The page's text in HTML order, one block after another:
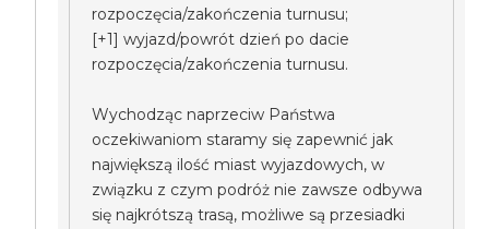
rozpoczęcia/zakończenia turnusu;
[+1] wyjazd/powrót dzień po dacie
rozpoczęcia/zakończenia turnusu.
Wychodząc naprzeciw Państwa
oczekiwaniom staramy się zapewnić jak
największą ilość miast wyjazdowych, w
związku z czym podróż nie zawsze odbywa
się najkrótszą trasą, możliwe są przesiadki